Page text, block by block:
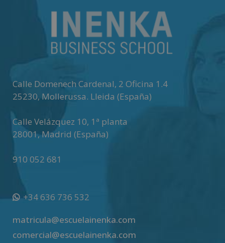
v
e
Calle Domenech Cardenal, 2 Oficina 1.4
25230, Mollerussa. Lleida (España)
Calle Velázquez 10, 1ª planta
28001,Madrid (España)
910 052 681
+34 636 736 532
matricula@escuelainenka.com
comercial@escuelainenka.com